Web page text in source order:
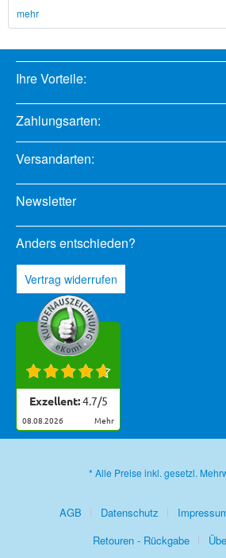
mehr
Ihre Vorteile:
Zahlungsarten:
Versandarten:
Newsletter
Anders entschieden?
Vertrag widerrufen
Exzellent:4.7/5
08.08.2026 mehr
* Alle Preise inkl. gesetzl.
AGB Datenschutz
Retouren - Rückgabe